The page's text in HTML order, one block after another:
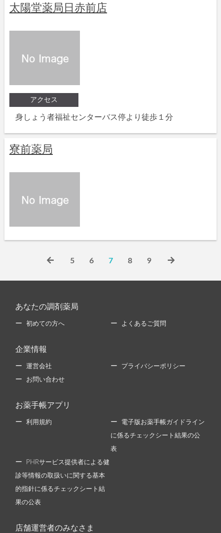
太陽堂薬局日赤前店
アクセス
身しょう者福祉センターバス停より徒歩１分
寮前薬局
5 6 7 8 9
あなたの調剤薬局
初めての方へ よくあるご質問
企業情報
運営会社 プライバシーポリシー
お問い合わせ
お薬手帳アプリ
利用規約 電子版お薬手帳ガイドライン
に係るチェックシート結果の公
表
PHRサービス提供者による健
診等情報の取扱いに関する基本
的指針に係るチェックシート結
果の公表
店舗運営者のみなさま